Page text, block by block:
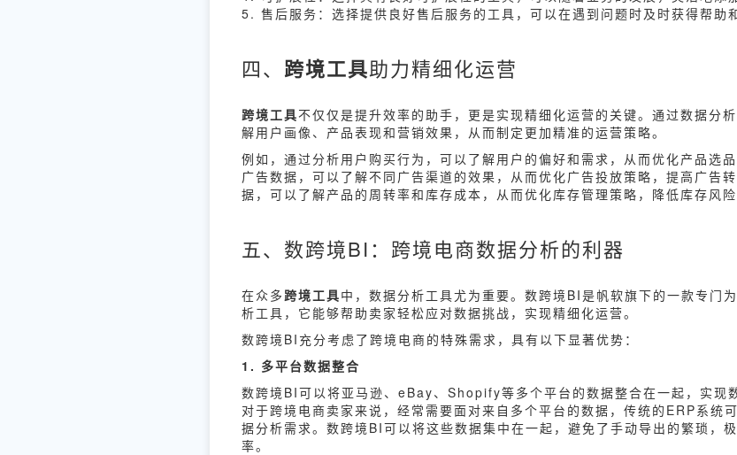
5. 售后服务：选择提供良好售后服务的工具，可以在遇到问题时及时获得帮助
四、 跨境工具助力精细化运营
跨境工具不仅仅是提升效率的助手，更是实现精细化运营的关键。通过数据分
解用户画像、产品表现和营销效果，从而制定更加精准的运营策略。
例如，通过分析用户购买行为，可以了解用户的偏好和需求，从而优化产品选
广告数据，可以了解不同广告渠道的效果，从而优化广告投放策略，提高广告
据，可以了解产品的周转率和库存成本，从而优化库存管理策略，降低库存风险
五、数跨境BI：跨境电商数据分析的利器
在众多跨境工具中，数据分析工具尤为重要。数跨境BI是帆软旗下的一款专门
析工具，它能够帮助卖家轻松应对数据挑战，实现精细化运营。
数跨境BI充分考虑了跨境电商的特殊需求，具有以下显著优势：
1. 多平台数据整合
数跨境BI可以将亚马逊、eBay、Shopify等多个平台的数据整合在一起，实现
对于跨境电商卖家来说，经常需要面对来自多个平台的数据，传统的ERP系统
据分析需求。数跨境BI可以将这些数据集中在一起，避免了手动导出的繁琐，
率。